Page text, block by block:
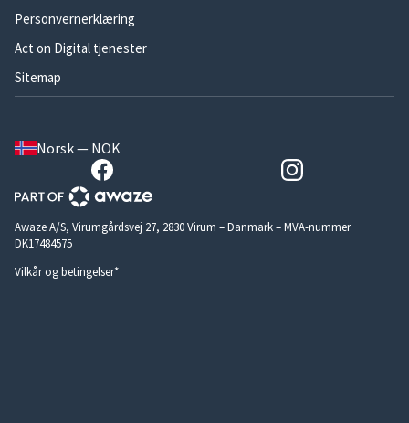
Personvernerklæring
Act on Digital tjenester
Sitemap
Norsk — NOK
Awaze A/S, Virumgårdsvej 27, 2830 Virum – Danmark – MVA-nummer
DK17484575
Vilkår og betingelser*